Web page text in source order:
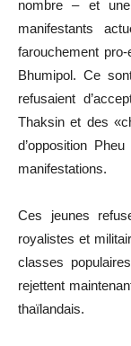
nombre – et
manifestants
farouchement
Bhumipol. Ce
refusaient
Thaksin et des
d’opposition
manifestations.
Ces jeunes
royalistes et
classes
rejettent
thaïlandais.